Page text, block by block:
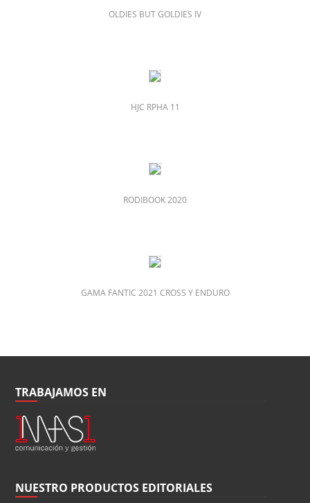
OLDIES BUT GOLDIES IV
HJC RPHA 11
RODIBOOK 2020
GAMA FANTIC 2021 CROSS Y ENDURO
TRABAJAMOS EN
NUESTRO PRODUCTOS EDITORIALES